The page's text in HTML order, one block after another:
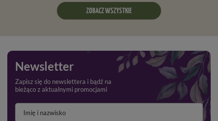
ZOBACZ WSZYSTKIE
Newsletter
Zapisz się do newslettera i bądź na
bieżąco z aktualnymi promocjami